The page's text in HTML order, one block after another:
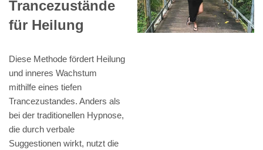
Trancezustände
für Heilung
Diese Methode fördert Heilung
und inneres Wachstum
mithilfe eines tiefen
Trancezustandes. Anders als
bei der traditionellen Hypnose,
die durch verbale
Suggestionen wirkt, nutzt die